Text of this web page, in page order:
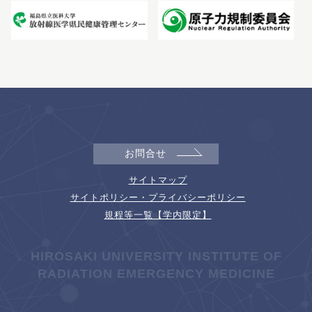
お問合せ
サイトマップ
サイトポリシー・プライバシーポリシー
規程等一覧【学内限定】
HIROSAKI UNIVERSITY INSTITUTE OF
RADIATION EMERGENCY MEDICINE